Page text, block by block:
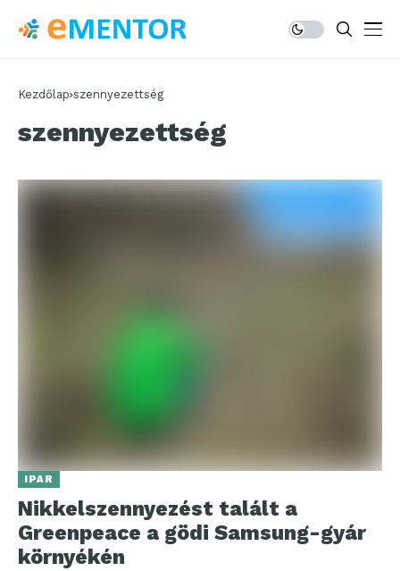
Kezdőlap szennyezettség
szennyezettség
IPAR
Nikkelszennyezést talált a
Greenpeace a gödi Samsung-gyár
környékén